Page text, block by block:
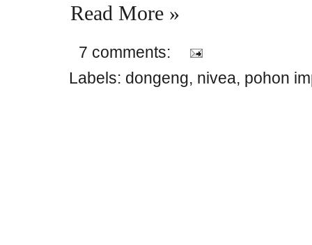
Read More »
7 comments:
Labels: dongeng, nivea, pohon